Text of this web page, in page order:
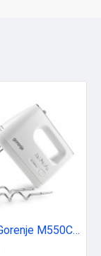
Міксер Gorenje M550CSDC